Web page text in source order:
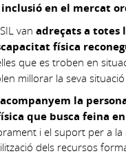
en el mercat
van adreçats a totes
física
que es troben en
millorar la seva
acompanyem la
que busca feina
i el suport per a
dels recursos